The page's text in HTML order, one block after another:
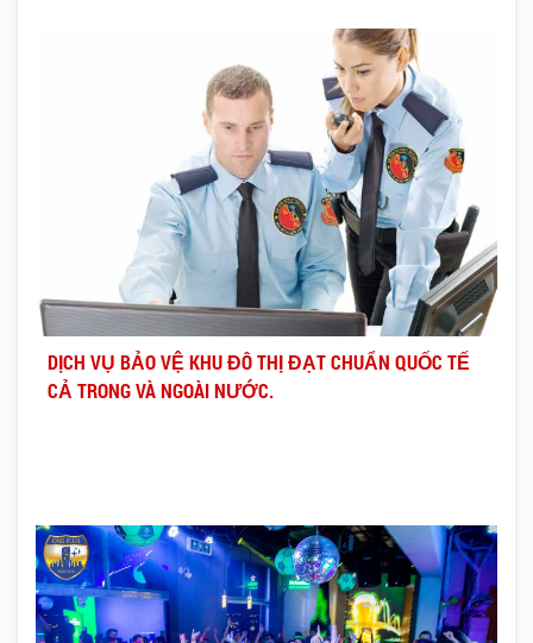
DỊCH VỤ BẢO VỆ KHU ĐÔ THỊ ĐẠT CHUẨN QUỐC TẾ
CẢ TRONG VÀ NGOÀI NƯỚC.